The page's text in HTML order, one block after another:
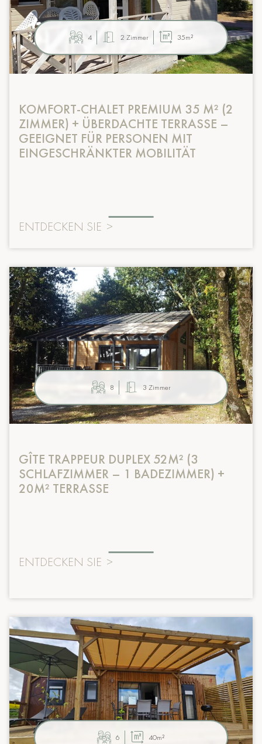
4 2 Zimmer 35m²
KOMFORT-CHALET PREMIUM 35 M² (2
ZIMMER) + ÜBERDACHTE TERRASSE –
GEEIGNET FÜR PERSONEN MIT
EINGESCHRÄNKTER MOBILITÄT
ENTDECKEN SIE >
8 3 Zimmer
GÎTE TRAPPEUR DUPLEX 52M² (3
SCHLAFZIMMER – 1 BADEZIMMER) +
20M² TERRASSE
ENTDECKEN SIE >
6 40m²